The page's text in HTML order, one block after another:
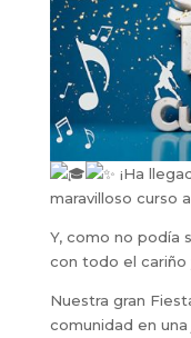
¡Ha
maravilloso curso
Y, como no podía
con todo el cariño
Nuestra gran
comunidad en